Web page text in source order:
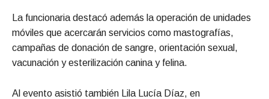
La funcionaria destacó además la operación de unidades
móviles que acercarán servicios como mastografías,
campañas de donación de sangre, orientación sexual,
vacunación y esterilización canina y felina.
Al evento asistió también Lila Lucía Díaz, en